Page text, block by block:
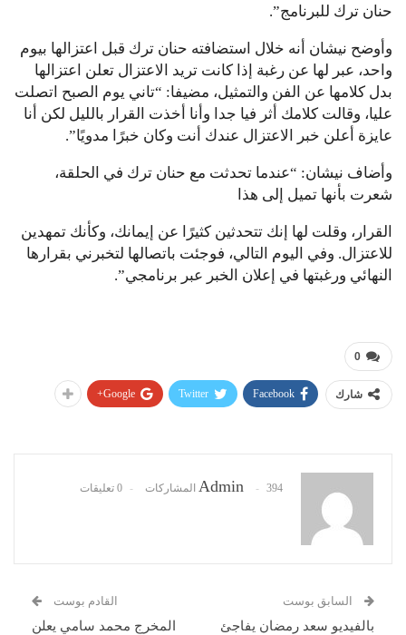
حنان ترك للبرنامج”.
وأوضح نيشان أنه خلال استضافته حنان ترك قبل اعتزالها بيوم
واحد، عبر لها عن رغبة إذا كانت تريد الاعتزال تعلن اعتزالها
بدل كلامها عن الفن والتمثيل، مضيفا: “تاني يوم الصبح اتصلت
عليا، وقالت كلامك أثر فيا جدا وأنا أخذت القرار بالليل لكن أنا
عايزة أعلن خبر الاعتزال عندك أنت وكان خبرًا مدويًا”.
وأضاف نيشان: “عندما تحدثت مع حنان ترك في الحلقة،
شعرت بأنها تميل إلى هذا
القرار، وقلت لها إنك تتحدثين كثيرًا عن إيمانك، وكأنك تمهدين
للاعتزال. وفي اليوم التالي، فوجئت باتصالها لتخبرني بقرارها
النهائي ورغبتها في إعلان الخبر عبر برنامجي”.
0
شارك Facebook
Twitter
Google+
Admin 394 المشاركات 0 تعليقات
السابق بوست
بالفيديو سعد رمضان يفاجئ
القادم بوست
المخرج محمد سامي يعلن